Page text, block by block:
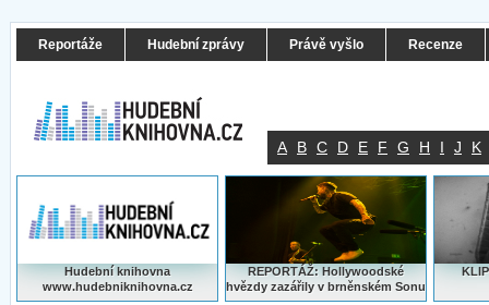
Reportáže Hudební zprávy Právě vyšlo Recenze
A B C D E F G H I J K
Hudební knihovna
www.hudebniknihovna.cz
REPORTÁŽ: Hollywoodské
hvězdy zazářily v brněnském Sonu